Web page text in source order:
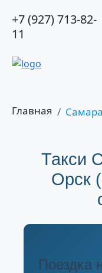
+7 (927) 713-82-
11
Главная
Такси
Орск
Поездка